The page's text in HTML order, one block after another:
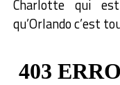
Charlotte qui
qu’Orlando c’est